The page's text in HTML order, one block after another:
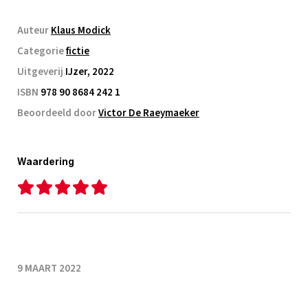
AuteurKlaus Modick
Categoriefictie
Uitgeverij IJzer, 2022
ISBN 978 90 8684 242 1
Beoordeeld doorVictor De Raeymaeker
Waardering
9 MAART 2022